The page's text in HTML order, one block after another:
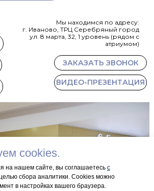
cookies.
на нашем сайте, вы соглашаетесь с
сбора аналитики. Сookies можно
в настройках вашего браузера.
Мы находимся по адресу:
г. Иваново, ТРЦ Серебряный город
ул. 8 марта, 32, 1 уровень (рядом с
атриумом)
ЗАКАЗАТЬ ЗВОНОК
ВИДЕО-ПРЕЗЕНТАЦИЯ